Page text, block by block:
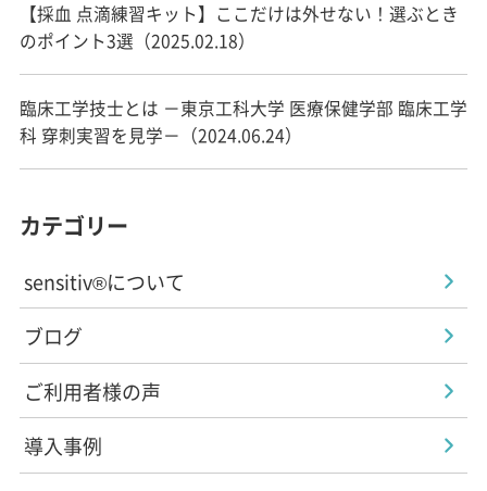
【採血 点滴練習キット】ここだけは外せない！選ぶとき
のポイント3選（2025.02.18）
臨床工学技士とは －東京工科大学 医療保健学部 臨床工学
科 穿刺実習を見学－（2024.06.24）
カテゴリー
sensitiv®について
ブログ
ご利用者様の声
導入事例